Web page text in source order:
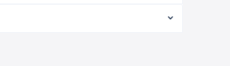
real e garante a melhor oferta para o seu